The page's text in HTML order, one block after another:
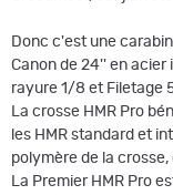
Donc c'est une
Canon de 24'' en acier
rayure 1/8 et Filetage
La crosse HMR Pro
les HMR standard et
polymère de la
La Premier HMR Pro